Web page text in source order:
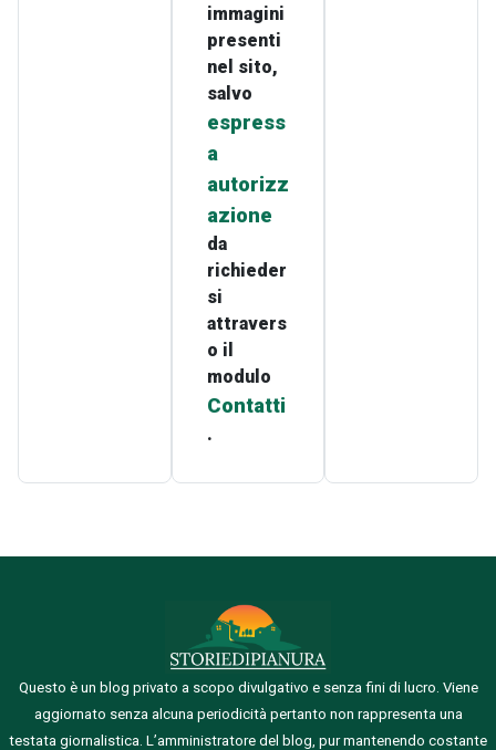
immagini
presenti
nel sito,
salvo
espress
a
autorizz
azione
da
richieder
si
attravers
o il
modulo
Contatti
.
Questo è un blog privato a scopo divulgativo e senza fini di lucro. Viene
aggiornato senza alcuna periodicità pertanto non rappresenta una
testata giornalistica. L’amministratore del blog, pur mantenendo costante